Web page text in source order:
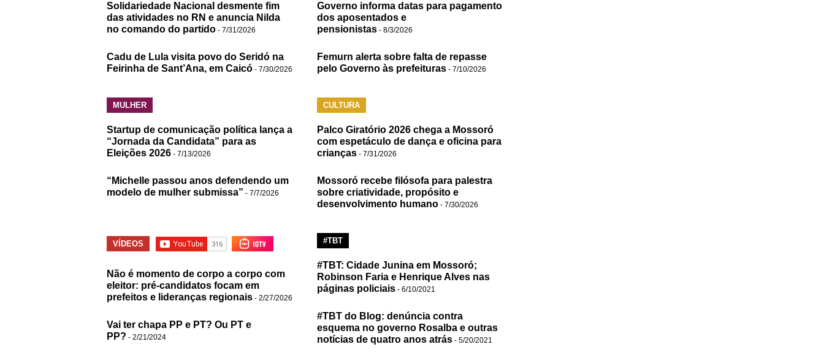
Solidariedade Nacional desmente fim
das atividades no RN e anuncia Nilda
no comando do partido - 7/31/2026
Cadu de Lula visita povo do Seridó na
Feirinha de Sant’Ana, em Caicó - 7/30/2026
Governo informa datas para pagamento
dos aposentados e
pensionistas - 8/3/2026
Femurn alerta sobre falta de repasse
pelo Governo às prefeituras - 7/10/2026
MULHER
Startup de comunicação política lança a
“Jornada da Candidata” para as
Eleições 2026 - 7/13/2026
“Michelle passou anos defendendo um
modelo de mulher submissa” - 7/7/2026
CULTURA
Palco Giratório 2026 chega a Mossoró
com espetáculo de dança e oficina para
crianças - 7/31/2026
Mossoró recebe filósofa para palestra
sobre criatividade, propósito e
desenvolvimento humano - 7/30/2026
VÍDEOS
Não é momento de corpo a corpo com
eleitor: pré-candidatos focam em
prefeitos e lideranças regionais - 2/27/2026
Vai ter chapa PP e PT? Ou PT e
PP? - 2/21/2024
#TBT
#TBT: Cidade Junina em Mossoró;
Robinson Faria e Henrique Alves nas
páginas policiais - 6/10/2021
#TBT do Blog: denúncia contra
esquema no governo Rosalba e outras
notícias de quatro anos atrás - 5/20/2021